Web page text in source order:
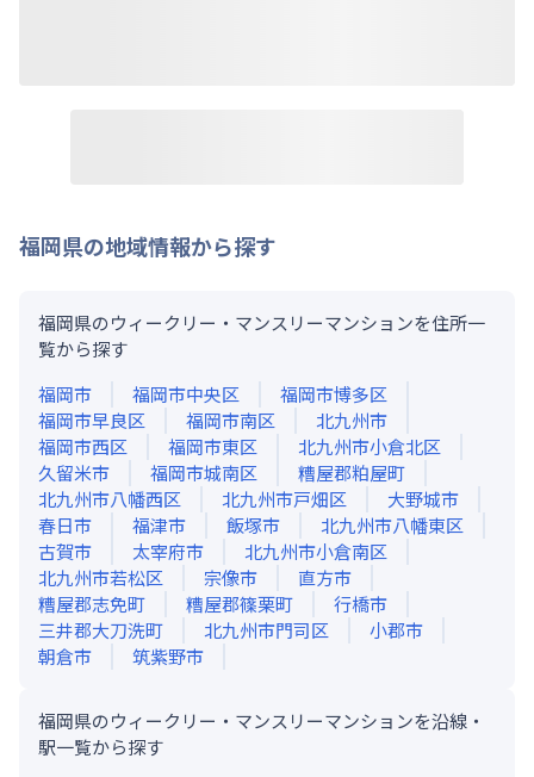
福岡県の地域情報から探す
福岡県のウィークリー・マンスリーマンションを住所一
覧から探す
福岡市
福岡市中央区
福岡市博多区
福岡市早良区
福岡市南区
北九州市
福岡市西区
福岡市東区
北九州市小倉北区
久留米市
福岡市城南区
糟屋郡粕屋町
北九州市八幡西区
北九州市戸畑区
大野城市
春日市
福津市 飯塚市
北九州市八幡東区
古賀市
太宰府市
北九州市小倉南区
北九州市若松区
宗像市
直方市
糟屋郡志免町
糟屋郡篠栗町
行橋市
三井郡大刀洗町
北九州市門司区
小郡市
朝倉市
筑紫野市
福岡県のウィークリー・マンスリーマンションを沿線・
駅一覧から探す